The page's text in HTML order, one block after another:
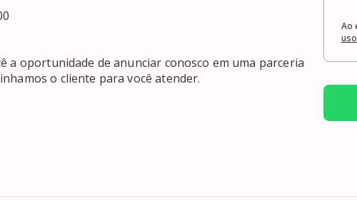
o cliente para você atender.
Ao